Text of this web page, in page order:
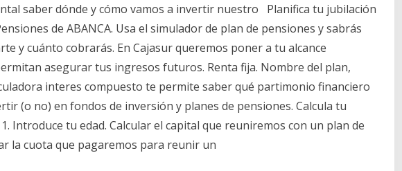
saber dónde y cómo vamos a invertir nuestro Planifica tu jubilación
de ABANCA. Usa el simulador de plan de pensiones y sabrás
y cuánto cobrarás. En Cajasur queremos poner a tu alcance
asegurar tus ingresos futuros. Renta fija. Nombre del plan,
interes compuesto te permite saber qué partimonio financiero
(o no) en fondos de inversión y planes de pensiones. Calcula tu
Introduce tu edad. Calcular el capital que reuniremos con un plan de
la cuota que pagaremos para reunir un